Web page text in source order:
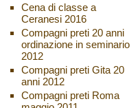
Cena di classe a
Ceranesi 2016
Compagni preti 20 anni
ordinazione in seminario
2012
Compagni preti Gita 20
anni 2012
Compagni preti Roma